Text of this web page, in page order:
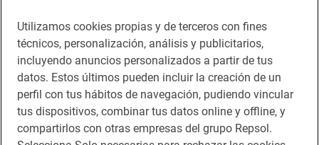
Sala de prensa
Te puede interesar
Utilizamos cookies propias y de terceros con fines
técnicos, personalización, análisis y publicitarios,
incluyendo anuncios personalizados a partir de tus
datos. Estos últimos pueden incluir la creación de un
perfil con tus hábitos de navegación, pudiendo vincular
tus dispositivos, combinar tus datos online y offline, y
compartirlos con otras empresas del grupo Repsol.